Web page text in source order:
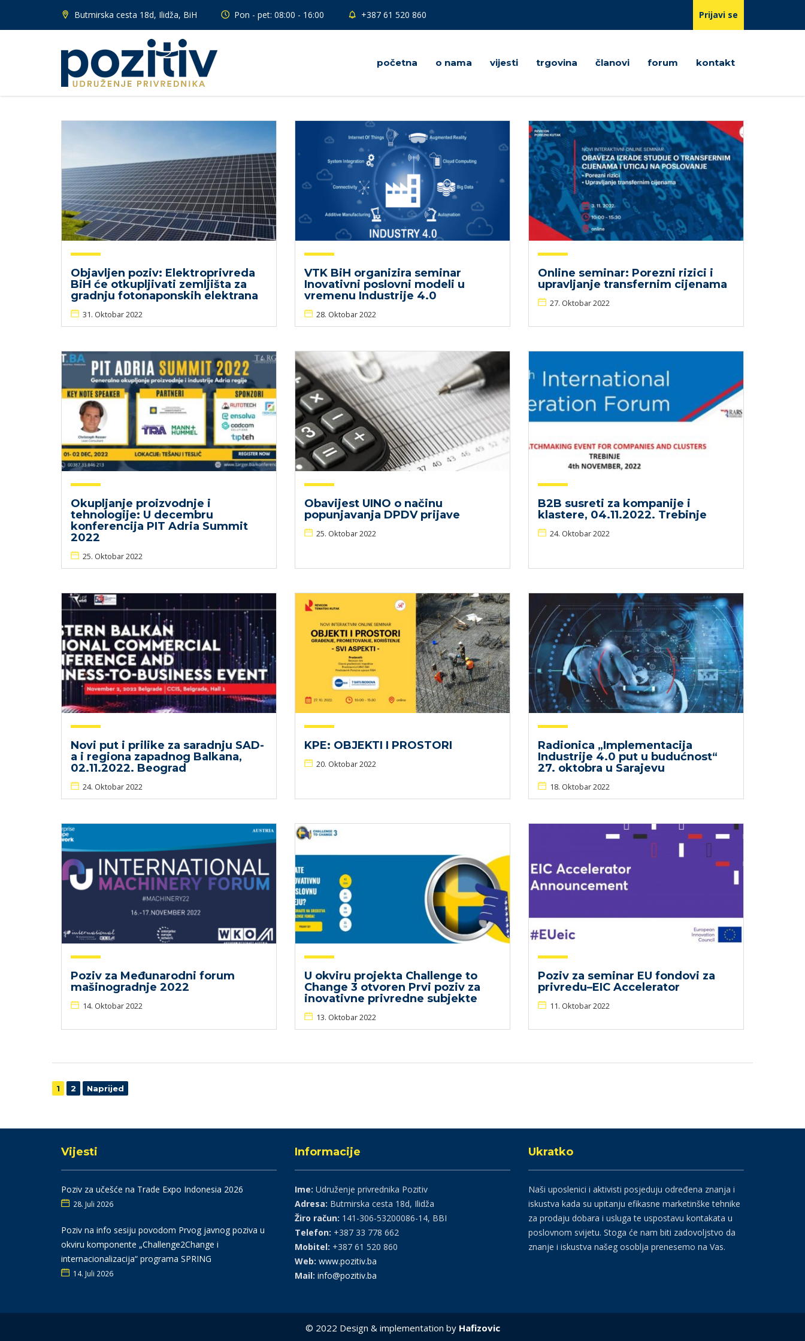
Butmirska cesta 18d, Ilidža, BiH Pon - pet: 08:00 - 16:00 +387 61 520 860 Prijavi se
početna o nama vijesti trgovina članovi forum kontakt
Objavljen poziv: Elektroprivreda
BiH će otkupljivati zemljišta za
gradnju fotonaponskih elektrana
31. Oktobar 2022
VTK BiH organizira seminar
Inovativni poslovni modeli u
vremenu Industrije 4.0
28. Oktobar 2022
Online seminar: Porezni rizici i
upravljanje transfernim cijenama
27. Oktobar 2022
Okupljanje proizvodnje i
tehnologije: U decembru
konferencija PIT Adria Summit
2022
25. Oktobar 2022
Obavijest UINO o načinu
popunjavanja DPDV prijave
25. Oktobar 2022
B2B susreti za kompanije i
klastere, 04.11.2022. Trebinje
24. Oktobar 2022
Novi put i prilike za saradnju SAD-
a i regiona zapadnog Balkana,
02.11.2022. Beograd
24. Oktobar 2022
KPE: OBJEKTI I PROSTORI
20. Oktobar 2022
Radionica „Implementacija
Industrije 4.0 put u budućnost“
27. oktobra u Sarajevu
18. Oktobar 2022
Poziv za Međunarodni forum
mašinogradnje 2022
14. Oktobar 2022
U okviru projekta Challenge to
Change 3 otvoren Prvi poziv za
inovativne privredne subjekte
13. Oktobar 2022
Poziv za seminar EU fondovi za
privredu–EIC Accelerator
11. Oktobar 2022
Navigacija
1 2 Naprijed
Vijesti
Poziv za učešće na Trade Expo Indonesia 2026
28. Juli 2026
Poziv na info sesiju povodom Prvog javnog poziva u
okviru komponente „Challenge2Change i
internacionalizacija“ programa SPRING
14. Juli 2026
Informacije
Ime: Udruženje privrednika Pozitiv
Adresa: Butmirska cesta 18d, Ilidža
Žiro račun: 141-306-53200086-14, BBI
Telefon: +387 33 778 662
Mobitel: +387 61 520 860
Web: www.pozitiv.ba
Mail: info@pozitiv.ba
Ukratko
Naši uposlenici i aktivisti posjeduju određena znanja i
iskustva kada su upitanju efikasne marketinške tehnike
za prodaju dobara i usluga te uspostavu kontakata u
poslovnom svijetu. Stoga će nam biti zadovoljstvo da
znanje i iskustva našeg osoblja prenesemo na Vas.
© 2022 Design & implementation by Hafizovic